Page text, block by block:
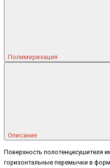
Полимеризация
Описание
Поверхность полотенцесушителя
горизонтальные перемычки в